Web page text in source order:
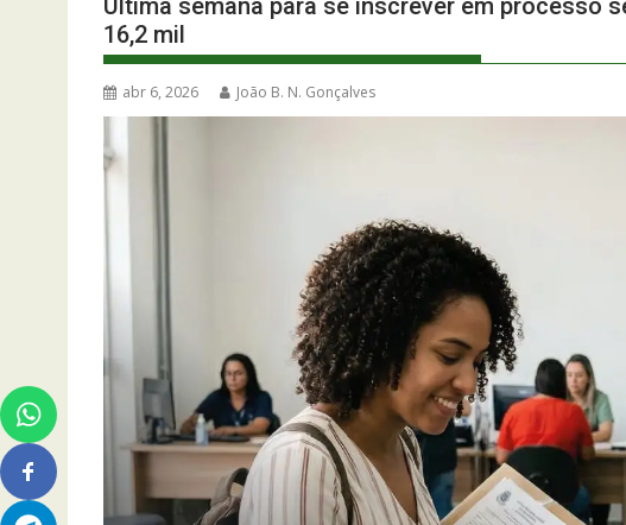
Última semana para se inscrever em processo
16,2 mil
abr 6, 2026 João B. N. Gonçalves